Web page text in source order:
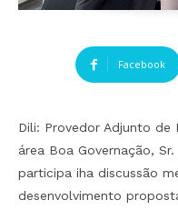
Facebook
Dili: Provedor Adjunto de
área Boa Governação,
participa iha discussão
desenvolvimento